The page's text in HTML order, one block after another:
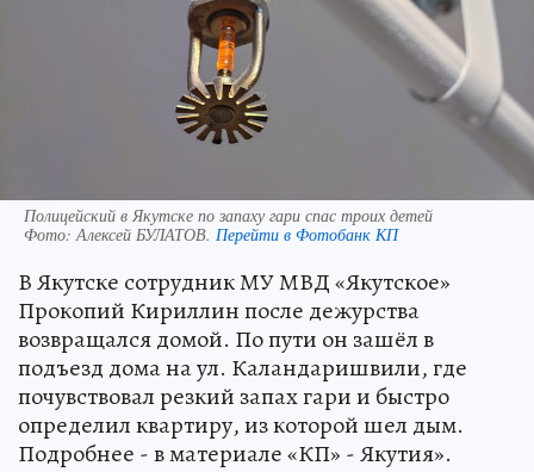
Полицейский в Якутске по запаху гари спас троих детей
Фото:Алексей БУЛАТОВ. Перейти в Фотобанк КП
В Якутске сотрудник МУ МВД «Якутское»
Прокопий Кириллин после дежурства
возвращался домой. По пути он зашёл в
подъезд дома на ул. Каландаришвили, где
почувствовал резкий запах гари и быстро
определил квартиру, из которой шел дым.
Подробнее - в материале «КП» - Якутия».